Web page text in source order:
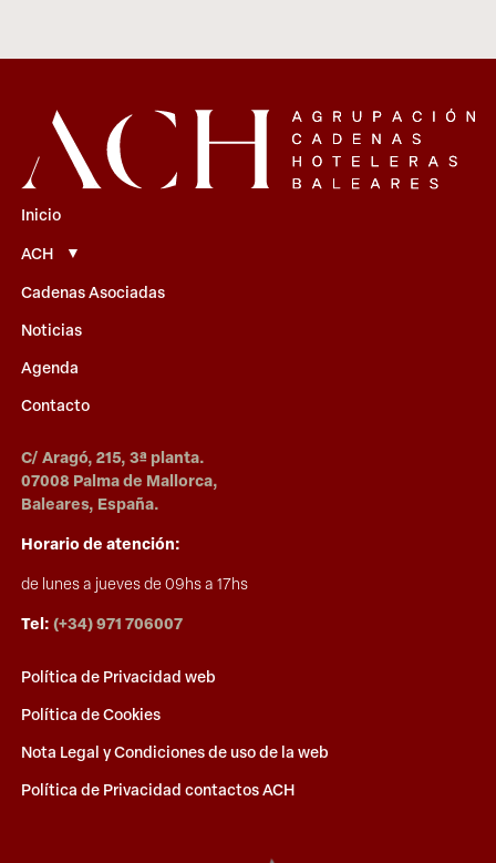
Inicio
ACH
Cadenas Asociadas
Noticias
Agenda
Contacto
C/ Aragó, 215, 3ª planta.
07008 Palma de Mallorca,
Baleares, España.
Horario de atención:
de lunes a jueves de 09hs a 17hs
Tel:(+34) 971 706007
Política de Privacidad web
Política de Cookies
Nota Legal y Condiciones de uso de la web
Política de Privacidad contactos ACH